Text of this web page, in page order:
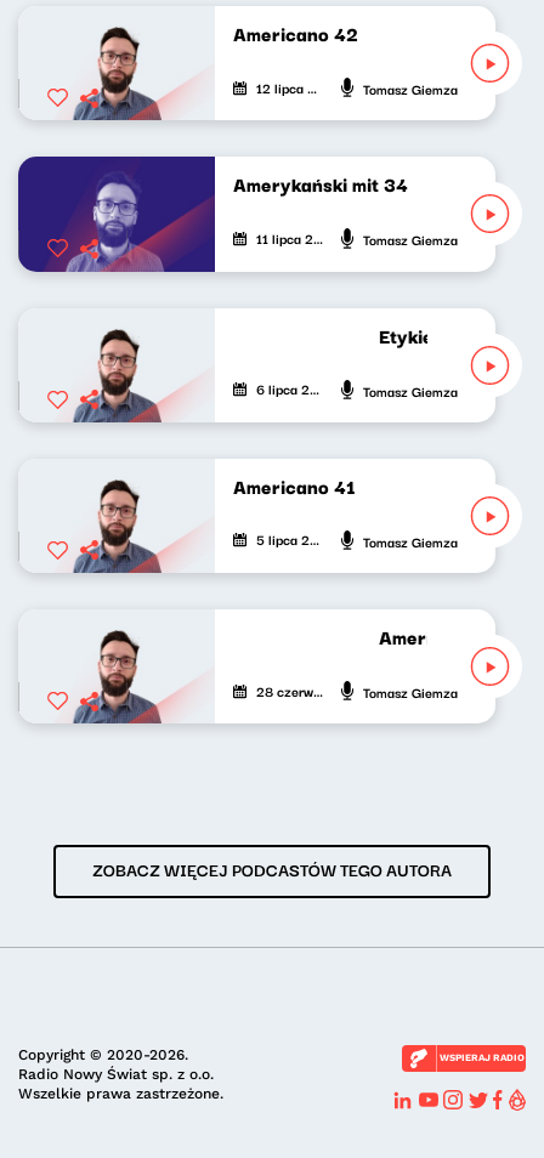
Americano 42
12 lipca 2026 Tomasz Giemza
Amerykański mit 34
11 lipca 2026 Tomasz Giemza
Etykieta
6 lipca 2026 Tomasz Giemza
Americano 41
5 lipca 2026 Tomasz Giemza
Americano 40
28 czerwca 2026 Tomasz Giemza
ZOBACZ WIĘCEJ PODCASTÓW TEGO AUTORA
Copyright © 2020-2026.
Radio Nowy Świat sp. z o.o.
Wszelkie prawa zastrzeżone.
WSPIERAJ RADIO